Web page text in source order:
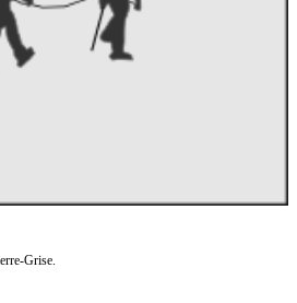
Grise.